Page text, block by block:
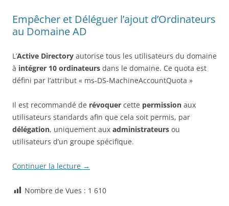
Empêcher et Déléguer l’ajout d’Ordinateurs
au Domaine AD
L’Active Directory autorise tous les utilisateurs du domaine
à intégrer 10 ordinateurs dans le domaine. Ce quota est
défini par l’attribut « ms-DS-MachineAccountQuota »
Il est recommandé de révoquer cette permission aux
utilisateurs standards afin que cela soit permis, par
délégation, uniquement aux administrateurs ou
utilisateurs d’un groupe spécifique.
Continuer la lecture →
Nombre de Vues : 1 610